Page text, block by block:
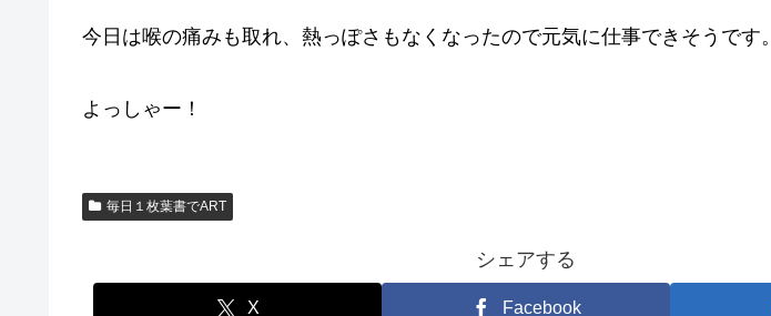
今日は喉の痛みも取れ、熱っぽさもなくなったので元気に仕事できそうです。
よっしゃー！
毎日１枚葉書でART
シェアする
X Facebook